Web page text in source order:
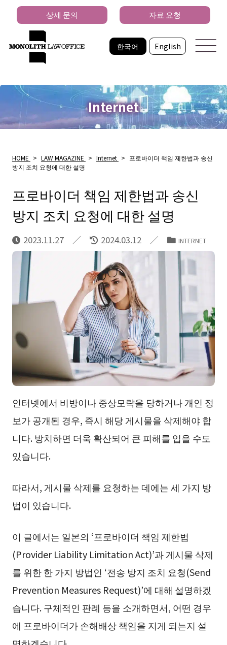
한국어 English
상세 문의 자료 요청
Internet
HOME > LAW MAGAZINE > Internet > 프로바이더 책임 제한법과 송신
방지 조치 요청에 대한 설명
프로바이더 책임 제한법과 송신
방지 조치 요청에 대한 설명
2023.11.27 2024.03.12 INTERNET
인터넷에서 비방이나 중상모략을 당하거나 개인 정
보가 공개된 경우, 즉시 해당 게시물을 삭제해야 합
니다. 방치하면 더욱 확산되어 큰 피해를 입을 수도
있습니다.
따라서, 게시물 삭제를 요청하는 데에는 세 가지 방
법이 있습니다.
이 글에서는 일본의 ‘프로바이더 책임 제한법
(Provider Liability Limitation Act)’과 게시물 삭제
를 위한 한 가지 방법인 ‘전송 방지 조치 요청(Send
Prevention Measures Request)’에 대해 설명하겠
습니다. 구체적인 판례 등을 소개하면서, 어떤 경우
에 프로바이더가 손해배상 책임을 지게 되는지 설